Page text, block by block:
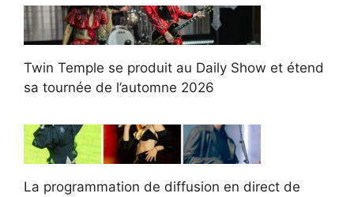
Twin Temple se produit au Daily Show et étend
sa tournée de l’automne 2026
La programmation de diffusion en direct de